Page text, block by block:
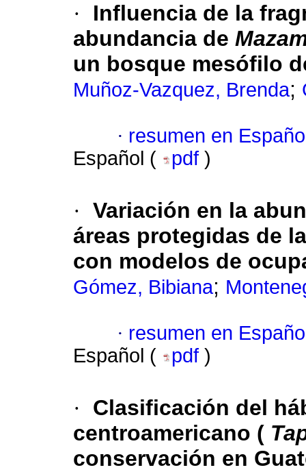
·
Influencia de la
abundancia de
un bosque mesófilo
Muñoz-Vazquez, Brenda;
· resumen en
Español (
pdf )
· Variación en la
áreas protegidas de
con modelos de
Gómez, Bibiana;
· resumen en
Español (
pdf )
·
Clasificación del
centroamericano (
conservación en